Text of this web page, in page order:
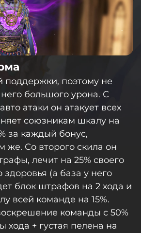
поддержки, поэтому не
большого урона. С
атаки он атакует всех
союзникам шкалу на
за каждый бонус,
же. Со второго скила он
лечит на 25% своего
(а база у него
блок штрафов на 2 хода и
всей команде на 15%.
команды с 50%
хода + густая пелена на